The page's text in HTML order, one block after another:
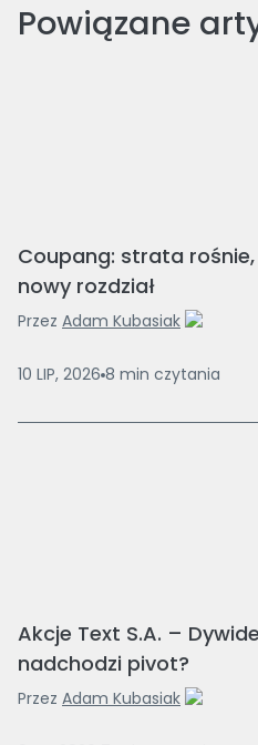
Powiązane
Coupang: strata
nowy rozdział
Przez Adam Kubasiak
10 LIP, 2026 8 min czytania
Akcje Text S.A. –
nadchodzi pivot?
Przez Adam Kubasiak